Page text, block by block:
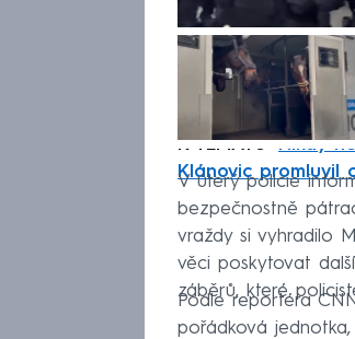
K TÉMATU:Nikdy
Klánovic promluvil
V úterý policie
bezpečnostně
vraždy si vyhradilo
věci poskytovat
záběrů, které
Podle reportéra
pořádková